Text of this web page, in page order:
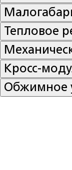
Тепловое
Кросс-
Обжимное